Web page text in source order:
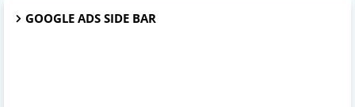
GOOGLE ADS SIDE BAR